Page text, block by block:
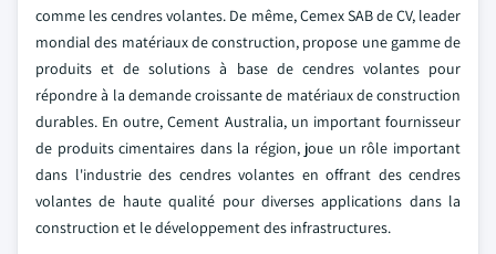
comme les cendres volantes. De même, Cemex SAB de CV, leader
mondial des matériaux de construction, propose une gamme de
produits et de solutions à base de cendres volantes pour
répondre à la demande croissante de matériaux de construction
durables. En outre, Cement Australia, un important fournisseur
de produits cimentaires dans la région, joue un rôle important
dans l'industrie des cendres volantes en offrant des cendres
volantes de haute qualité pour diverses applications dans la
construction et le développement des infrastructures.